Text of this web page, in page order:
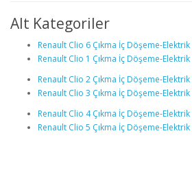
Alt Kategoriler
Renault Clio 6 Çıkma İç Döşeme-Elektrik
Renault Clio 1 Çıkma İç Döşeme-Elektrik
Renault Clio 2 Çıkma İç Döşeme-Elektrik
Renault Clio 3 Çıkma İç Döşeme-Elektrik
Renault Clio 4 Çıkma İç Döşeme-Elektrik
Renault Clio 5 Çıkma İç Döşeme-Elektrik